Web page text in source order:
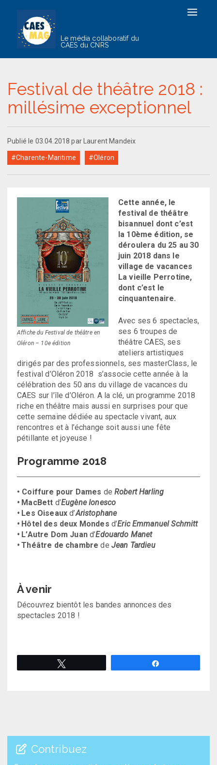
Le média collaboratif du
CAES du CNRS
Toggle
Festival de théâtre 2018 :
millésime exceptionnel
Publié le 03.04.2018 par Laurent Mandeix
#Charente-Maritime #Oléron
Affiche du Festival de théâtre en
Oléron – 10e édition
Cette année, le
festival de théâtre
bisannuel dont c’est
la 10ème édition, se
déroulera du 25 au 30
juin 2018 dans le
village de vacances
La vieille Perrotine,
dont c’est le
cinquantenaire.
Avec ses 6 spectacles,
ses 6 troupes de
théâtre CAES, ses
ateliers artistiques
dirigés par des professionnels, ses masterClass, le
festival d’Oléron 2018 s’associe cette année à la
célébration des 50 ans du village de vacances du
CAES sur l’île d’Oléron. A la clé, un programme 2018
riche en théâtre mais aussi en surprises pour que
cette semaine dédiée au spectacle vivant, aux
rencontres et à l’échange soit aussi une fête
pétillante et joyeuse !
Programme 2018
• Coiffure pour Dames deRobert Harling
• MacBett d’Eugène Ionesco
• Les Oiseaux d’Aristophane
• Hôtel des deux Mondes d’Eric Emmanuel Schmitt
• L’Autre Dom Juand’Edouardo Manet
•Théâtre de chambre de Jean Tardieu
À venir
Découvrez bientôt les bandes annonces des
spectacles 2018 !
Contribuez